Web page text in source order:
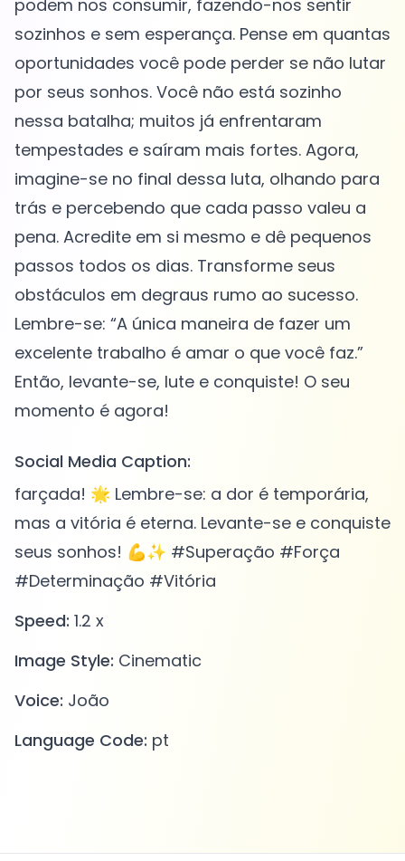
podem nos consumir, fazendo-nos sentir
sozinhos e sem esperança. Pense em quantas
oportunidades você pode perder se não lutar
por seus sonhos. Você não está sozinho
nessa batalha; muitos já enfrentaram
tempestades e saíram mais fortes. Agora,
imagine-se no final dessa luta, olhando para
trás e percebendo que cada passo valeu a
pena. Acredite em si mesmo e dê pequenos
passos todos os dias. Transforme seus
obstáculos em degraus rumo ao sucesso.
Lembre-se: “A única maneira de fazer um
excelente trabalho é amar o que você faz.”
Então, levante-se, lute e conquiste! O seu
Social Media Caption:
farçada! 🌟 Lembre-se: a dor é temporária,
mas a vitória é eterna. Levante-se e conquiste
seus sonhos! 💪✨ #Superação #Força
#Determinação #Vitória
Speed: 1.2 x
Image Style: Cinematic
Voice: João
Language Code: pt